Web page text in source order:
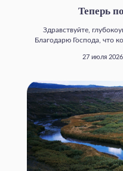
Теперь
Здравствуйте,
Благодарю Господа, что
27 июля 2026